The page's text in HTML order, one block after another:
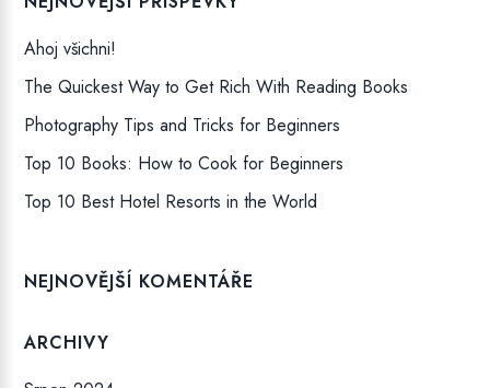
Ahoj všichni!
The Quickest Way to Get Rich With Reading Books
Photography Tips and Tricks for Beginners
Top 10 Books: How to Cook for Beginners
Top 10 Best Hotel Resorts in the World
NEJNOVĚJŠÍ KOMENTÁŘE
ARCHIVY